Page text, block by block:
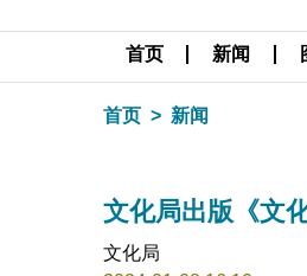
首页 新闻
首页 新闻
文化局出版《文
文化局